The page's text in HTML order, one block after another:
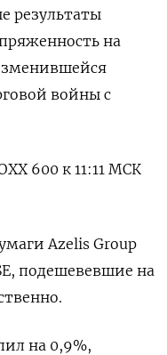
результаты
на
войны с
600 к 11:11 МСК
Azelis Group
подешевевшие на
на 0,9%,